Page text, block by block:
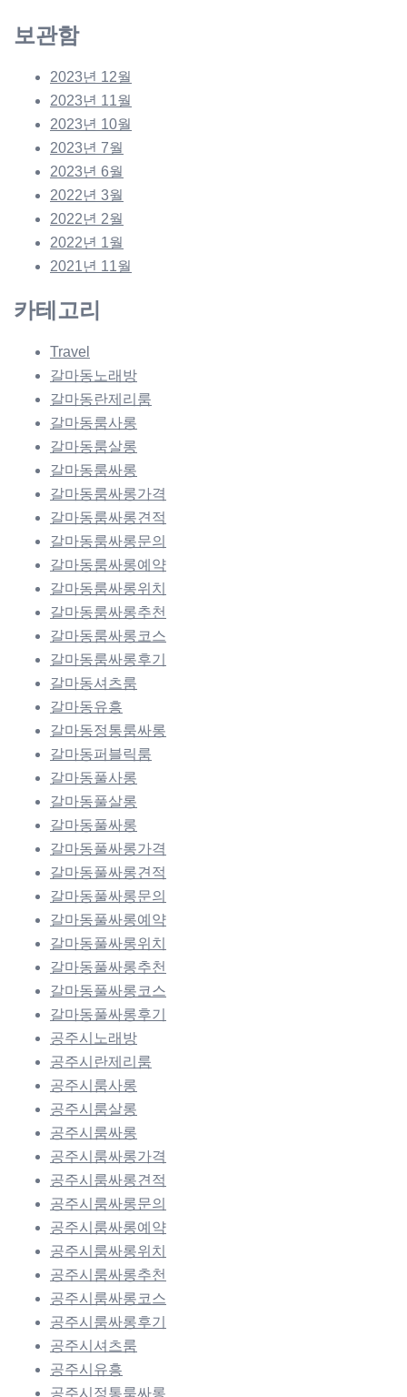
보관함
2023년 12월
2023년 11월
2023년 10월
2023년 7월
2023년 6월
2022년 3월
2022년 2월
2022년 1월
2021년 11월
카테고리
Travel
갈마동노래방
갈마동란제리룸
갈마동룸사롱
갈마동룸살롱
갈마동룸싸롱
갈마동룸싸롱가격
갈마동룸싸롱견적
갈마동룸싸롱문의
갈마동룸싸롱예약
갈마동룸싸롱위치
갈마동룸싸롱추천
갈마동룸싸롱코스
갈마동룸싸롱후기
갈마동셔츠룸
갈마동유흥
갈마동정통룸싸롱
갈마동퍼블릭룸
갈마동풀사롱
갈마동풀살롱
갈마동풀싸롱
갈마동풀싸롱가격
갈마동풀싸롱견적
갈마동풀싸롱문의
갈마동풀싸롱예약
갈마동풀싸롱위치
갈마동풀싸롱추천
갈마동풀싸롱코스
갈마동풀싸롱후기
공주시노래방
공주시란제리룸
공주시룸사롱
공주시룸살롱
공주시룸싸롱
공주시룸싸롱가격
공주시룸싸롱견적
공주시룸싸롱문의
공주시룸싸롱예약
공주시룸싸롱위치
공주시룸싸롱추천
공주시룸싸롱코스
공주시룸싸롱후기
공주시셔츠룸
공주시유흥
공주시정통룸싸롱